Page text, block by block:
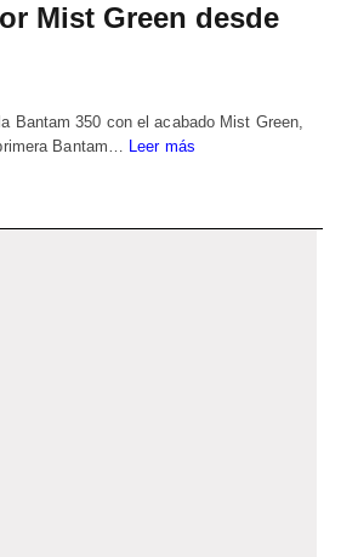
Mist Green desde
Bantam 350 con el acabado Mist Green,
Bantam… Leer más